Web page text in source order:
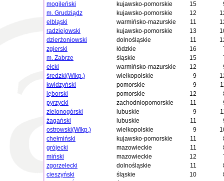
mogileński
kujawsko-pomorskie 15
m. Grudziądz
kujawsko-pomorskie 12
elbląski
warmińsko-mazurskie 11
radziejowski
kujawsko-pomorskie 13
dzierżoniowski
dolnośląskie 11
zgierski
łódzkie 16
m. Zabrze
śląskie 15
ełcki
warmińsko-mazurskie 12
średzki(Wlkp.)
wielkopolskie 9
kwidzyński
pomorskie 9
lęborski
pomorskie 12
pyrzycki
zachodniopomorskie 11
zielonogórski
lubuskie 9
żagański
lubuskie 11
ostrowski(Wlkp.)
wielkopolskie 9
chełmiński
kujawsko-pomorskie 11
grójecki
mazowieckie 11
miński
mazowieckie 12
zgorzelecki
dolnośląskie 11
cieszyński
śląskie 10